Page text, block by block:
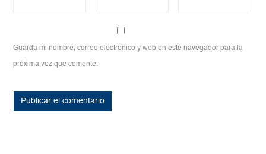
Guarda mi nombre, correo electrónico y web en este navegador para la
próxima vez que comente.